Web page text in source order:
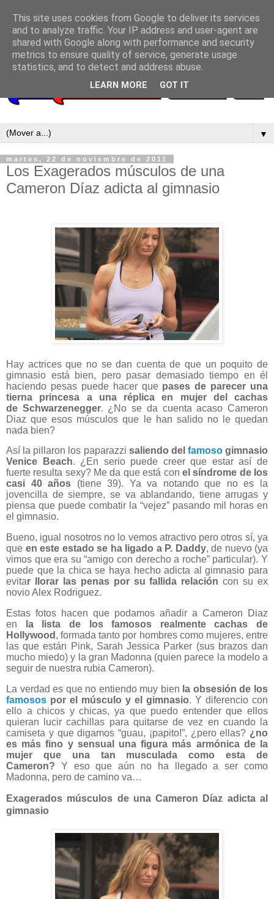
▼
martes, 22 de noviembre de 2011
Los Exagerados músculos de una
Cameron Díaz adicta al gimnasio
Hay actrices que no se dan cuenta de que un poquito de
gimnasio está bien, pero pasar demasiado tiempo en él
haciendo pesas puede hacer que pases de parecer una
tierna princesa a una réplica en mujer del cachas
de Schwarzenegger. ¿No se da cuenta acaso Cameron
Diaz que esos músculos que le han salido no le quedan
nada bien?
Así la pillaron los paparazzi saliendo del famosogimnasio
Venice Beach. ¿En serio puede creer que estar así de
fuerte resulta sexy? Me da que está con el síndrome de los
casi 40 años (tiene 39). Ya va notando que no es la
jovencilla de siempre, se va ablandando, tiene arrugas y
piensa que puede combatir la “vejez” pasando mil horas en
el gimnasio.
Bueno, igual nosotros no lo vemos atractivo pero otros sí, ya
que en este estado se ha ligado a P. Daddy, de nuevo (ya
vimos que era su “amigo con derecho a roche” particular). Y
puede que la chica se haya hecho adicta al gimnasio para
evitar llorar las penas por su fallida relación con su ex
novio Alex Rodriguez.
Estas fotos hacen que podamos añadir a Cameron Diaz
en la lista de los famosos realmente cachas de
Hollywood , formada tanto por hombres como mujeres, entre
las que están Pink, Sarah Jessica Parker (sus brazos dan
mucho miedo) y la gran Madonna (quien parece la modelo a
seguir de nuestra rubia Cameron).
La verdad es que no entiendo muy bien la obsesión de los
famosos por el músculo y el gimnasio. Y diferencio con
ello a chicos y chicas, ya que puedo entender que ellos
quieran lucir cachillas para quitarse de vez en cuando la
camiseta y que digamos “guau, ¡papito!”, ¿pero ellas? ¿no
es más fino y sensual una figura más armónica de la
mujer que una tan musculada como esta de
Cameron? Y eso que aún no ha llegado a ser como
Madonna, pero de camino va…
Exagerados músculos de una Cameron Díaz adicta al
gimnasio
This site uses cookies from Google to deliver its services
and to analyze traffic. Your IP address and user-agent are
shared with Google along with performance and security
metrics to ensure quality of service, generate usage
statistics, and to detect and address abuse.
LEARN MORE GOT IT